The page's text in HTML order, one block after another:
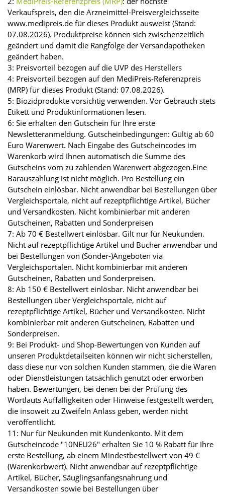
Verkaufspreis, den die Arzneimittel-Preisvergleichsseite
www.medipreis.de für dieses Produkt ausweist (Stand:
07.08.2026). Produktpreise können sich zwischenzeitlich
geändert und damit die Rangfolge der Versandapotheken
geändert haben.
3: Preisvorteil bezogen auf die UVP des Herstellers
4: Preisvorteil bezogen auf den MediPreis-Referenzpreis
(MRP) für dieses Produkt (Stand: 07.08.2026).
5: Biozidprodukte vorsichtig verwenden. Vor Gebrauch stets
Etikett und Produktinformationen lesen.
6: Sie erhalten den Gutschein für Ihre erste
Newsletteranmeldung. Gutscheinbedingungen: Gültig ab 60
Euro Warenwert. Nach Eingabe des Gutscheincodes im
Warenkorb wird Ihnen automatisch die Summe des
Gutscheins vom zu zahlenden Warenwert abgezogen.Eine
Barauszahlung ist nicht möglich. Pro Bestellung ein
Gutschein einlösbar. Nicht anwendbar bei Bestellungen über
Vergleichsportale, nicht auf rezeptpflichtige Artikel, Bücher
und Versandkosten. Nicht kombinierbar mit anderen
Gutscheinen, Rabatten und Sonderpreisen
7: Ab 70 € Bestellwert einlösbar. Gilt nur für Neukunden.
Nicht auf rezeptpflichtige Artikel und Bücher anwendbar und
bei Bestellungen von (Sonder-)Angeboten via
Vergleichsportalen. Nicht kombinierbar mit anderen
Gutscheinen, Rabatten und Sonderpreisen.
8: Ab 150 € Bestellwert einlösbar. Nicht anwendbar bei
Bestellungen über Vergleichsportale, nicht auf
rezeptpflichtige Artikel, Bücher und Versandkosten. Nicht
kombinierbar mit anderen Gutscheinen, Rabatten und
Sonderpreisen.
9: Bei Produkt- und Shop-Bewertungen von Kunden auf
unseren Produktdetailseiten können wir nicht sicherstellen,
dass diese nur von solchen Kunden stammen, die die Waren
oder Dienstleistungen tatsächlich genutzt oder erworben
haben. Bewertungen, bei denen bei der Prüfung des
Wortlauts Auffälligkeiten oder Hinweise festgestellt werden,
die insoweit zu Zweifeln Anlass geben, werden nicht
veröffentlicht.
11: Nur für Neukunden mit Kundenkonto. Mit dem
Gutscheincode "10NEU26" erhalten Sie 10 % Rabatt für Ihre
erste Bestellung, ab einem Mindestbestellwert von 49 €
(Warenkorbwert). Nicht anwendbar auf rezeptpflichtige
Artikel, Bücher, Säuglingsanfangsnahrung und
Versandkosten sowie bei Bestellungen über